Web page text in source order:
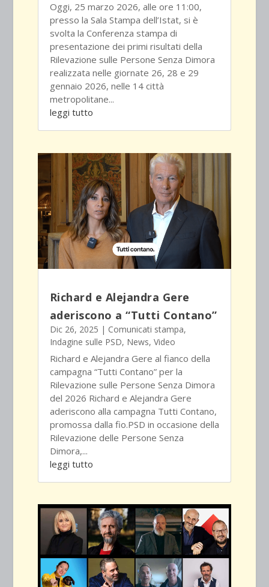
Oggi, 25 marzo 2026, alle ore 11:00,
presso la Sala Stampa dell’Istat, si è
svolta la Conferenza stampa di
presentazione dei primi risultati della
Rilevazione sulle Persone Senza Dimora
realizzata nelle giornate 26, 28 e 29
gennaio 2026, nelle 14 città
metropolitane...
leggi tutto
Richard e Alejandra Gere
aderiscono a “Tutti Contano”
Dic 26, 2025 | Comunicati stampa,
Indagine sulle PSD, News, Video
Richard e Alejandra Gere al fianco della
campagna “Tutti Contano” per la
Rilevazione sulle Persone Senza Dimora
del 2026 Richard e Alejandra Gere
aderiscono alla campagna Tutti Contano,
promossa dalla fio.PSD in occasione della
Rilevazione delle Persone Senza
Dimora,...
leggi tutto